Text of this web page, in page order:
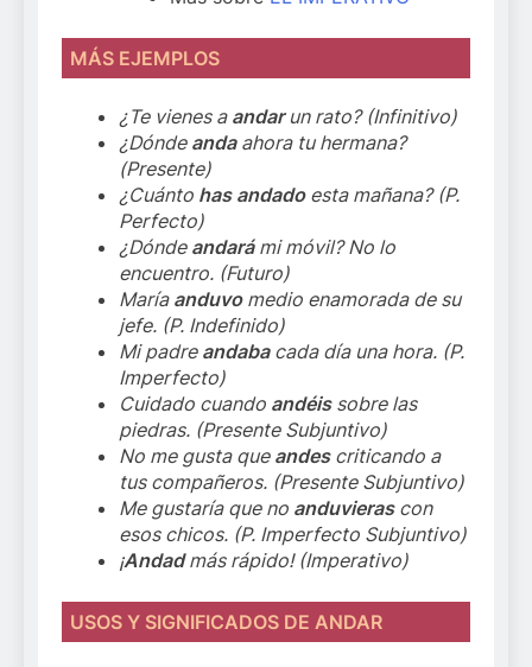
MÁS EJEMPLOS
¿Te vienes a andarun rato? (Infinitivo)
¿Dónde andaahora tu hermana?
(Presente)
¿Cuánto has andadoesta mañana? (P.
Perfecto)
¿Dónde andarámi móvil? No lo
encuentro. (Futuro)
Maríaanduvomedio enamorada de su
jefe. (P. Indefinido)
Mi padre andabacada día una hora. (P.
Imperfecto)
Cuidado cuando andéissobre las
piedras. (Presente Subjuntivo)
No me gusta que andescriticando a
tus compañeros. (Presente Subjuntivo)
Me gustaría que no anduvierascon
esos chicos. (P. Imperfecto Subjuntivo)
¡Andadmás rápido! (Imperativo)
USOS Y SIGNIFICADOS DE ANDAR